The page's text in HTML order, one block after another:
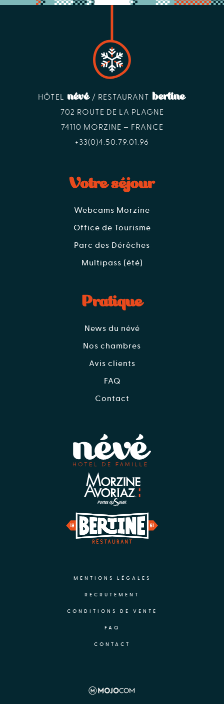
HÔTEL névé / RESTAURANT bertine
702 ROUTE DE LA PLAGNE
74110 MORZINE – FRANCE
+33(0)4.50.79.01.96
Votre séjour
Webcams Morzine
Office de Tourisme
Parc des Dérêches
Multipass (été)
Pratique
News du névé
Nos chambres
Avis clients
FAQ
Contact
MENTIONS LÉGALES
RECRUTEMENT
CONDITIONS DE VENTE
FAQ
CONTACT